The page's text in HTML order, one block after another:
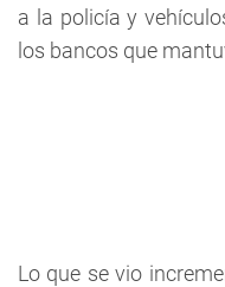
a la policía y
los bancos que
Lo que se vio